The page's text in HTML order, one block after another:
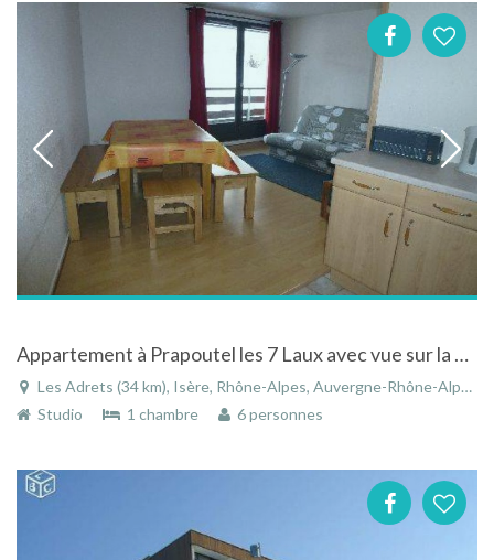
Appartement à Prapoutel les 7 Laux avec vue sur la montagne aux Adrets en Isère dans les Alpes
Les Adrets (34 km), Isère, Rhône-Alpes, Auvergne-Rhône-Alpes, France
Studio
1 chambre 6 personnes